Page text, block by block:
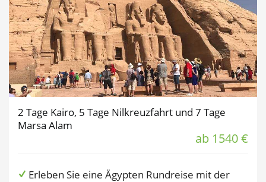
2 Tage Kairo, 5 Tage Nilkreuzfahrt und 7 Tage
Marsa Alam
ab 1540 €
Erleben Sie eine Ägypten Rundreise mit der